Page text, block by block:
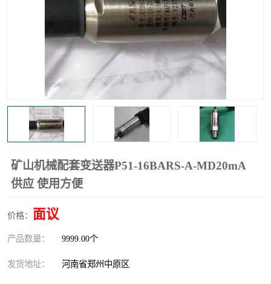
矿山机械配套变送器P51-16BARS-A-MD20mA
供应 使用方便
价格： 面议
产品数量： 9999.00个
发货地址： 河南省郑州中原区
温度传感器变送器
压力变送器 电容物位计
温度显示控制仪表 电量变送器
工业自动化系统成套设备